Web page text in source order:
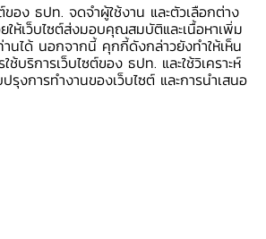
ของ ธปท. จดจำผู้ใช้งาน และตัวเลือกต่าง
ให้เว็บไซต์ส่งมอบคุณสมบัติและเนื้อหาเพิ่ม
านได้ นอกจากนี้ คุกกี้ดังกล่าวยังทำให้เห็น
บริการเว็บไซต์ของ ธปท. และใช้วิเคราะห์
รุงการทำงานของเว็บไซต์ และการนำเสนอ